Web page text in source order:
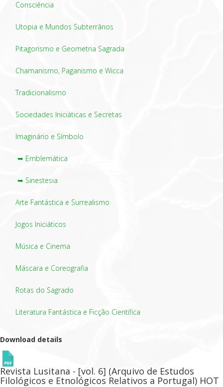
Consciência
Utopia e Mundos Subterrânos
Pitagorismo e Geometria Sagrada
Chamanismo, Paganismo e Wicca
Tradicionalismo
Sociedades Iniciáticas e Secretas
Imaginário e Símbolo
➥ Emblemática
➥ Sinestesia
Arte Fantástica e Surrealismo
Jogos Iniciáticos
Música e Cinema
Máscara e Coreografia
Rotas do Sagrado
Literatura Fantástica e Ficção Científica
Download details
Revista Lusitana - [vol. 6] (Arquivo de Estudos
Filológicos e Etnológicos Relativos a Portugal) HOT